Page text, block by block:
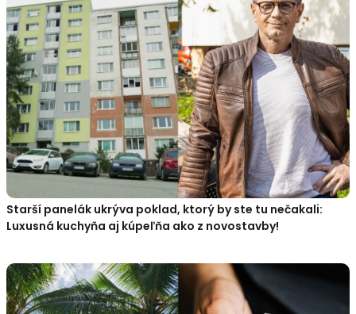
Starší panelák ukrýva poklad, ktorý by ste tu nečakali:
Luxusná kuchyňa aj kúpeľňa ako z novostavby!